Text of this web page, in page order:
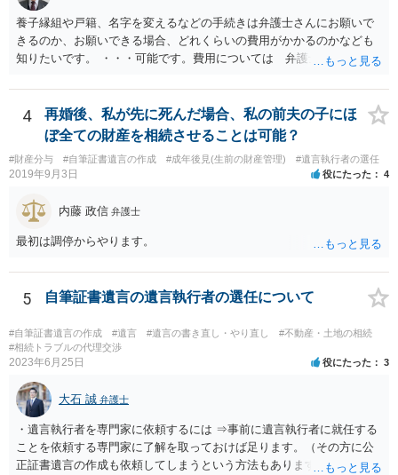
養子縁組や戸籍、名字を変えるなどの手続きは弁護士さんにお願いで
きるのか、お願いできる場合、どれくらいの費用がかかるのかなども
知りたいです。 ・・・可能です。費用については 弁護士と直接面談
ています。 やはり、成人した子のことまでごちゃごちゃ考えず、自分
の事だけ考えるべきなのでしょうか ・・・お子さんの事をまで含め良
い解決案があればお悩みになるのは当然と言えば当然のことです。 彼
と親子関係を結びたいと思っているが、名字は変えたくない・・・養
子縁組の必要があり 氏も変更することになります。 しかし 彼は成人
しているとは言え、自分の子と私の連れ子、全て平等にしたいと希
望。もちろん私もそうできればと思います。 ・・・婚姻前の契約 あ
るいは 遺言書などで その意思を実現する方法はあります。 弁護
士に相談してみてください。
4
再婚後、私が先に死んだ場合、私の前夫の子にほ
ぼ全ての財産を相続させることは可能？
#財産分与 #自筆証書遺言の作成 #成年後見(生前の財産管理) #遺言執行者の選任
2019年9月3日 役にたった 4
内藤 政信 弁護士
最初は調停からやります。
5 自筆証書遺言の遺言執行者の選任について
#自筆証書遺言の作成 #遺言 #遺言の書き直し・やり直し
#不動産・土地の相続
#相続トラブルの代理交渉
2023年6月25日 役にたった 3
大石 誠 弁護士
・遺言執行者を専門家に依頼するには ⇒事前に遺言執行者に就任する
ことを依頼する専門家に了解を取っておけば足ります。（その方に公
正証書遺言の作成も依頼してしまうという方法もあります） 事前に了